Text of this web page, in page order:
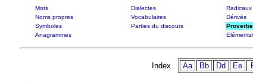
Mots Dialectes Radicaux
Noms propres
Vocabulaires Dérivés
Symboles
Parties du discours
Anagrammes
Index Aa Bb Dd Ee